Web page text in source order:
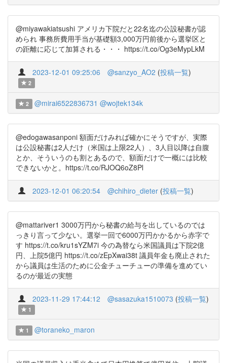
@miyawakiatsushi アメリカ下院だと22名迄の公設秘書が認
められ 事務所費用手当が基礎額3,000万円前後から選挙区と
の距離に応じて加算される・・・ https://t.co/Og3eMypLkM
2023-12-01 09:25:06 @sanzyo_AO2 (投稿一覧)
2
2 @mirai6522836731 @wojtek134k
@edogawasanponi 額面だけみれば確かにそうですが、実際
は公設秘書は2人だけ（米国は上限22人）、3人目以降は自腹
とか、そういうのも割とあるので、額面だけで一概には比較
できないかと。https://t.co/RJOQ6oZ8Pl
2023-12-01 06:20:54 @chihiro_dieter (投稿一覧)
@mattariver1 3000万円から秘書の給与を出しているのでは
っきり言って少ない。選挙一回で6000万円かかるから赤字で
す https://t.co/kru1sYZM7i 今の為替なら米国議員は下院2億
円、上院5億円 https://t.co/zEpXwai38t 議員年金も廃止された
から議員は生活のために公金チューチューの準備を進めてい
るのが最近の実態
2023-11-29 17:44:12 @sasazuka1510073 (投稿一覧)
1
1 @toraneko_maron